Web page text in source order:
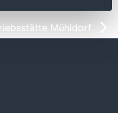
Mühldorf